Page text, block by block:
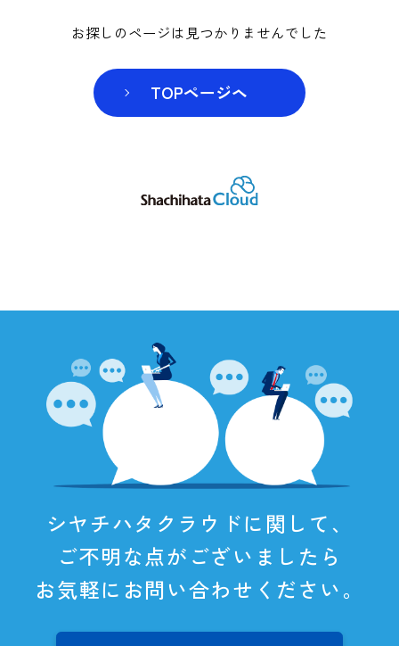
お探しのページは見つかりませんでした
TOPページヘ
シヤチハタクラウドに関して、
ご不明な点がございましたら
お気軽にお問い合わせください。